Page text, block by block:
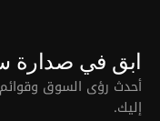
ابق في صدارة
أحدث رؤى السوق
إليك.